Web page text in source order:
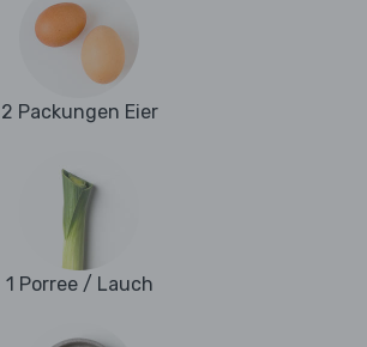
2 Packungen Eier
1 Porree / Lauch